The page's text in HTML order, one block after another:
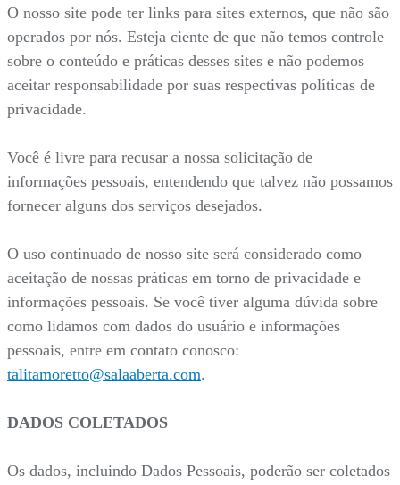
O nosso site pode ter links para sites externos, que não são
operados por nós. Esteja ciente de que não temos controle
sobre o conteúdo e práticas desses sites e não podemos
aceitar responsabilidade por suas respectivas políticas de
privacidade.
Você é livre para recusar a nossa solicitação de
informações pessoais, entendendo que talvez não possamos
fornecer alguns dos serviços desejados.
O uso continuado de nosso site será considerado como
aceitação de nossas práticas em torno de privacidade e
informações pessoais. Se você tiver alguma dúvida sobre
como lidamos com dados do usuário e informações
pessoais, entre em contato conosco:
talitamoretto@salaaberta.com.
DADOS COLETADOS
Os dados, incluindo Dados Pessoais, poderão ser coletados